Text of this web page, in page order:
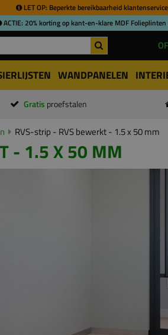
LET OP: Beperkte bereikbaarheid
ACTIE: 20% korting op kant-en-klare MDF
WANDPANELEN
Gratis proefstalen
RVS-strip - RVS bewerkt - 1.5 x 50 mm
- 1.5 X 50 MM